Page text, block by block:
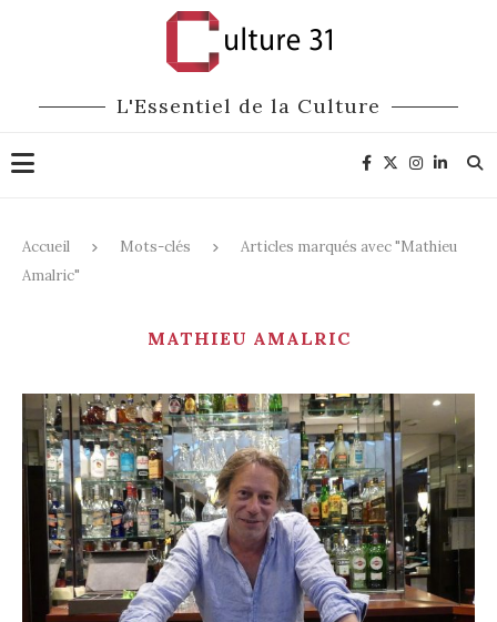
L'Essentiel de la Culture
Accueil Mots-clés
Articles marqués avec "Mathieu
Amalric"
MATHIEU AMALRIC